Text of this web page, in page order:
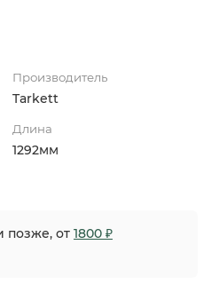
Производитель
Tarkett
Длина
1292мм
позже, от 1800 ₽